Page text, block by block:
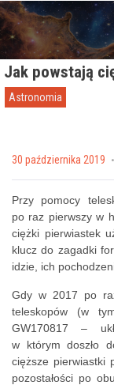
Przejdź do
Jak powstają
Astronomia
Posted on
30 października 2019
Przy pomocy
po raz pierwszy w
ciężki pierwiastek
klucz do zagadki
idzie, ich
Gdy w 2017 po
teleskopów (w
GW170817 –
w którym doszło
cięższe pierwiastki
pozostałości po